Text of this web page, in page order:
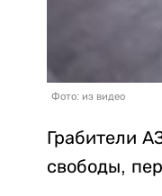
Фото: из видео
Грабители
свободы,